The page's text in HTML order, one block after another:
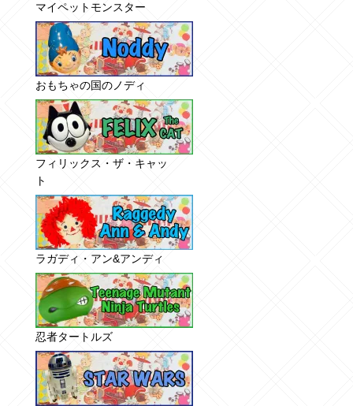
マイペットモンスター
おもちゃの国のノディ
フィリックス・ザ・キャッ
ト
ラガディ・アン&アンディ
忍者タートルズ